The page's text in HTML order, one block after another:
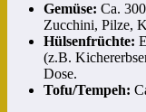
Gemüse: Ca.
Zucchini, Pilze,
Hülsenfrüchte:
(z.B.
Dose.
Tofu/Tempeh: